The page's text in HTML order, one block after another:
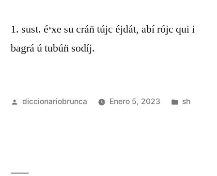
1. sust. éᵛxe su crán̈ tújc éjdát, abí rójc qui i
bagrá ú tubún̈ sodíj.
diccionariobrunca Enero 5, 2023 sh